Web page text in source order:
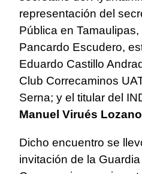
representación del
Pública en Tamaulipas,
Pancardo Escudero,
Eduardo Castillo
Club Correcaminos
Serna; y el titular del
Manuel Virués Lozano
Dicho encuentro se
invitación de la